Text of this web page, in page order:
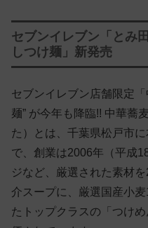
セブンイレブン「とみ
しつけ麺」新発売
セブンイレブン店舗限定
麺” が今年も降臨!! 中華蕎
た）とは、千葉県松戸市
で、創業は2006年（平成
ジなど、厳選された素材
介スープに、厳選国産小
たトップクラスの「つけ